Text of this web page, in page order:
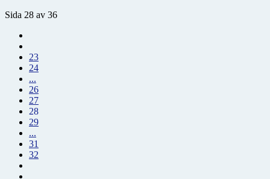
Sida 28 av 36
23
24
...
26
27
28
29
...
31
32